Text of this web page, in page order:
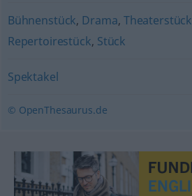
Bühnenstück, Drama, Theaterstück
Repertoirestück, Stück
Spektakel
© OpenThesaurus.de